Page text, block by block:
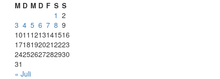
M D M D F S S
1 2
3 4 5 6 7 8 9
1011 1213141516
17181920212223
24252627282930
31
« Juli